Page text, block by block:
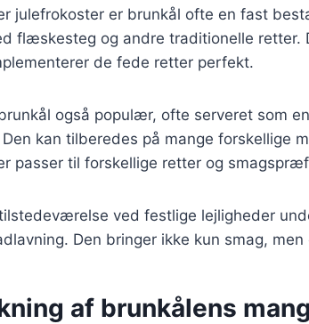
julefrokoster er brunkål ofte en fast
flæskesteg og andre traditionelle retter.
de fede retter perfekt.
også populær, ofte serveret som
kan tilberedes på mange forskellige
passer til forskellige retter og
ved festlige lejligheder
Den bringer ikke kun smag,
af brunkålens